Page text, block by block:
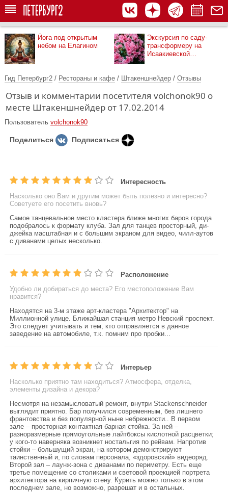
Йога под открытым
небом на Елагином
Экскурсия по саду-
трансформеру на
Исаакиевской
Гид Петербург2 / Рестораны и кафе / Штакеншнейдер / Отзывы
Отзыв и комментарии посетителя volchonok90 о
месте Штакеншнейдер от 17.02.2014
Пользователь volchonok90
Поделиться Подписаться
Интересность
Насколько оно Вам и другим может быть полезно и интересно?
Советуете его посетить вновь?
Самое танцевальное место кластера ближе многих баров города
подобралось к формату клуба. Зал для танцев просторный, ди-
джейка масштабная и с большим экраном для видео, чилл-аутов
с диванами целых несколько.
Расположение
Удобно ли добираться до места? Его местоположение Вам
нравится?
Находятся на 3-м этаже арт-кластера "Архитектор" на
Миллионной улице. Ближайшая станция метро Невский проспект.
Это следует учитывать и тем, кто отправляется в данное
заведение на автомобиле, т.к. помним про пробки...
Интерьер
Насколько приятно там находиться? Атмосфера, отделка,
элементы дизайна и декора?
Несмотря на незамысловатый ремонт, внутри Stackenschneider
выглядит приятно. Бар получился современным, без лишнего
франтовства и без популярной ныне небрежности.. В первом
зале – просторная контактная барная стойка. За ней –
разноразмерные прямоугольные лайтбоксы кислотной расцветки;
у кого-то наверняка возникнет ностальгия по рейвам. Напротив
стойки – большущий экран, на котором демонстрируют
таинственный и, по словам персонала, «здоровский» видеоряд.
Второй зал – лаунж-зона с диванами по периметру. Есть еще
третье помещение со столиками и световой проекцией портрета
архитектора на кирпичную стену. Курить можно только в этом
последнем зале, но возможно, разрешат и в остальных.